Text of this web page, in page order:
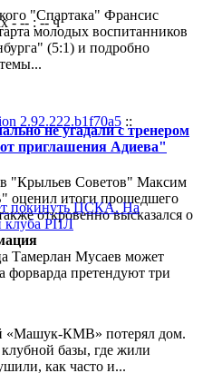
"Спартака" Франсис
молодых воспитанников
(5:1) и подробно
не угадали с тренером
приглашения Адиева"
"Крыльев Советов" Максим
итоги прошедшего
откровенно высказался о
«Машук-КМВ» потерял дом.
базы, где жили
как часто и...
- -- : -- ч
2.92.222.b1f70a5 ::
Тамерлан Мусаев может
претендуют три